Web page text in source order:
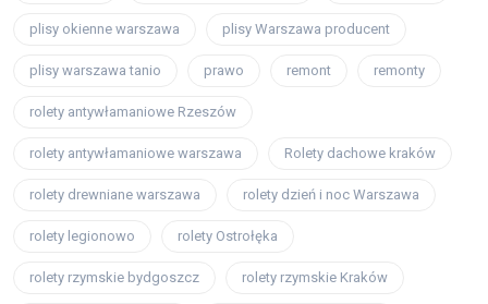
plisy okienne warszawa plisy Warszawa producent
plisy warszawa tanio prawo remont remonty
rolety antywłamaniowe Rzeszów
rolety antywłamaniowe warszawa Rolety dachowe kraków
rolety drewniane warszawa rolety dzień i noc Warszawa
rolety legionowo rolety Ostrołęka
rolety rzymskie bydgoszcz rolety rzymskie Kraków